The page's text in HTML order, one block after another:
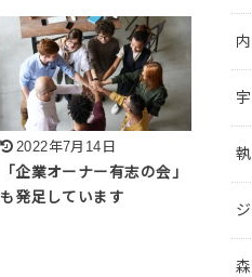
2022年7月14日
「企業オーナー有志の会」
も発足しています